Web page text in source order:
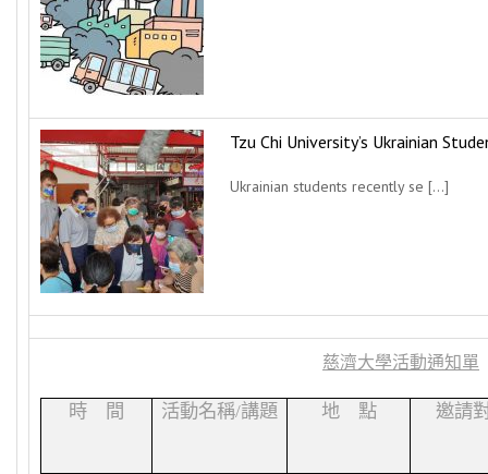
Tzu Chi University’s Ukrainian
Ukrainian students recently se […]
慈濟大學活動通知單
時 間 活動名稱/講題 地 點 邀請